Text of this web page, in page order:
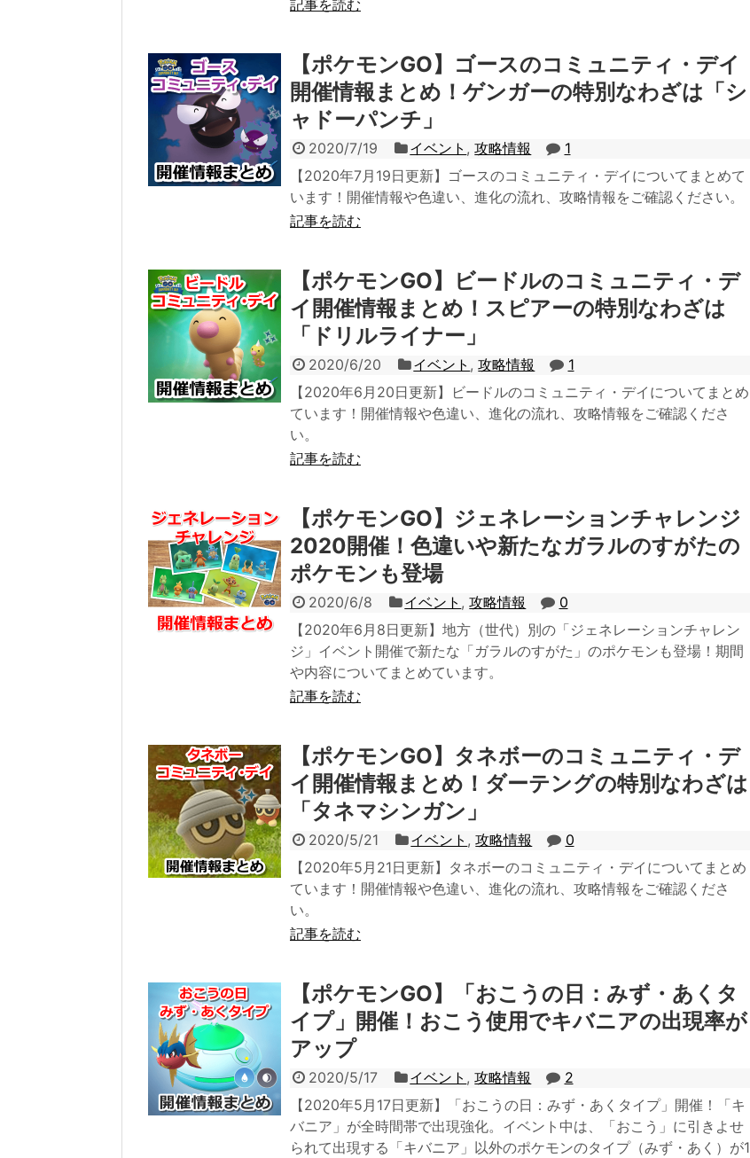
記事を読む
【ポケモンGO】ゴースのコミュニティ・デイ
開催情報まとめ！ゲンガーの特別なわざは「シ
ャドーパンチ」
2020/7/19 イベント ,攻略情報
1
【2020年7月19日更新】ゴースのコミュニティ・デイについてまとめて
います！開催情報や色違い、進化の流れ、攻略情報をご確認ください。
記事を読む
【ポケモンGO】ビードルのコミュニティ・デ
イ開催情報まとめ！スピアーの特別なわざは
「ドリルライナー」
2020/6/20 イベント ,攻略情報
1
【2020年6月20日更新】ビードルのコミュニティ・デイについてまとめ
ています！開催情報や色違い、進化の流れ、攻略情報をご確認くださ
い。
記事を読む
【ポケモンGO】ジェネレーションチャレンジ
2020開催！色違いや新たなガラルのすがたの
ポケモンも登場
2020/6/8 イベント ,攻略情報
0
【2020年6月8日更新】地方（世代）別の「ジェネレーションチャレン
ジ」イベント開催で新たな「ガラルのすがた」のポケモンも登場！期間
や内容についてまとめています。
記事を読む
【ポケモンGO】タネボーのコミュニティ・デ
イ開催情報まとめ！ダーテングの特別なわざは
「タネマシンガン」
2020/5/21 イベント ,攻略情報
0
【2020年5月21日更新】タネボーのコミュニティ・デイについてまとめ
ています！開催情報や色違い、進化の流れ、攻略情報をご確認くださ
い。
記事を読む
【ポケモンGO】「おこうの日：みず・あくタ
イプ」開催！おこう使用でキバニアの出現率が
アップ
2020/5/17 イベント ,攻略情報
2
【2020年5月17日更新】「おこうの日：みず・あくタイプ」開催！「キ
バニア」が全時間帯で出現強化。イベント中は、「おこう」に引きよせ
られて出現する「キバニア」以外のポケモンのタイプ（みず・あく）が1